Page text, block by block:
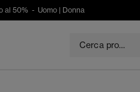
al 50% - Uomo | Donna